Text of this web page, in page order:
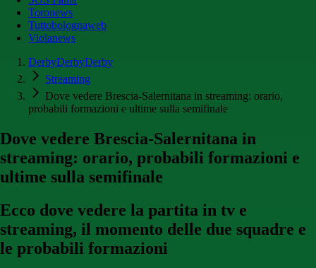
Toronews
Tuttobolognaweb
Violanews
DerbyDerbyDerby
Streaming
Dove vedere Brescia-Salernitana in streaming: orario,
probabili formazioni e ultime sulla semifinale
Dove vedere Brescia-Salernitana in
streaming: orario, probabili formazioni e
ultime sulla semifinale
Ecco dove vedere la partita in tv e
streaming, il momento delle due squadre e
le probabili formazioni